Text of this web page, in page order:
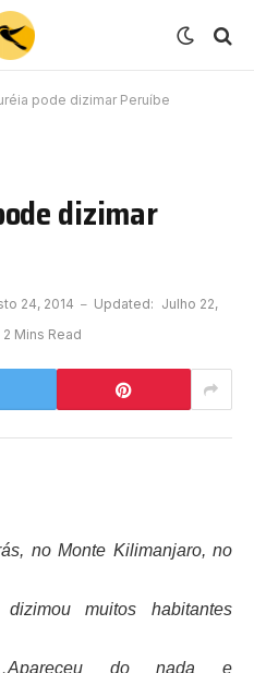
pode dizimar Peruíbe
dizimar
24, 2014 Updated: Julho 22,
2 Mins Read
no Monte Kilimanjaro, no
muitos habitantes
do nada e